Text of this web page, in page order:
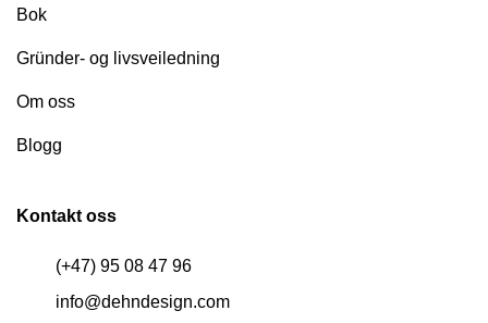
Bok
Gründer- og livsveiledning
Om oss
Blogg
Kontakt oss
(+47) 95 08 47 96
info@dehndesign.com